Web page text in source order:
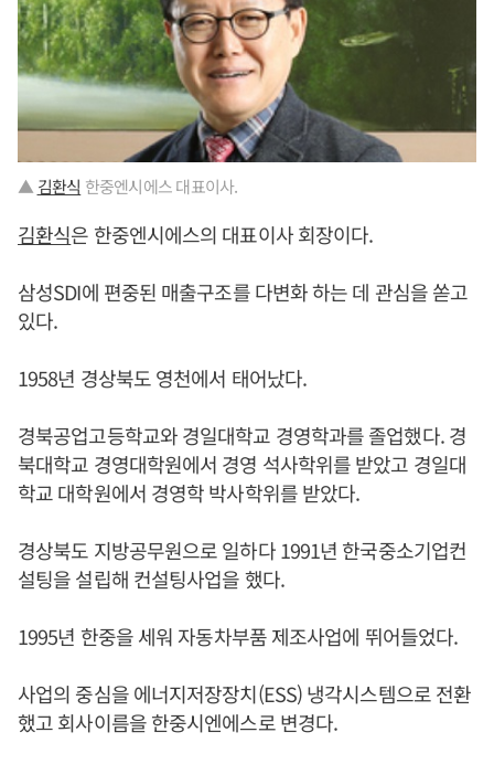
▲ 김환식 한중엔시에스 대표이사.
김환식은 한중엔시에스의 대표이사 회장이다.
삼성SDI에 편중된 매출구조를 다변화 하는 데 관심을 쏟고
있다.
1958년 경상북도 영천에서 태어났다.
경북공업고등학교와 경일대학교 경영학과를 졸업했다. 경
북대학교 경영대학원에서 경영 석사학위를 받았고 경일대
학교 대학원에서 경영학 박사학위를 받았다.
경상북도 지방공무원으로 일하다 1991년 한국중소기업컨
설팅을 설립해 컨설팅사업을 했다.
1995년 한중을 세워 자동차부품 제조사업에 뛰어들었다.
사업의 중심을 에너지저장장치(ESS) 냉각시스템으로 전환
했고 회사이름을 한중시엔에스로 변경다.